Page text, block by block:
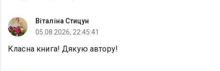
Віталіна Стицун
05.08.2026, 22:45:41
Класна книга! Дякую автору!